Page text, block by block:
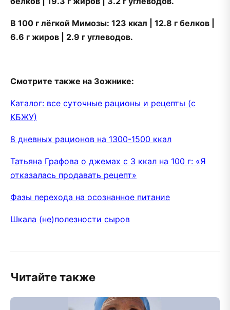
В 100 г лёгкой Мимозы: 123 ккал | 12.8 г белков |
6.6 г жиров | 2.9 г углеводов.
Смотрите также на Зожнике:
Каталог: все суточные рационы и рецепты (с
КБЖУ)
8 дневных рационов на 1300-1500 ккал
Татьяна Графова о джемах с 3 ккал на 100 г: «Я
отказалась продавать рецепт»
Фазы перехода на осознанное питание
Шкала (не)полезности сыров
Читайте также